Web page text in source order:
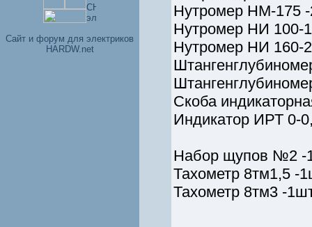
Cайт и форум для электриков
HARDW.net
Нутромер НМ-175
Нутромер НИ 100-
Нутромер НИ 160-
Скоба
Индикатор ИРТ 0-
Набор щупов №2 -
Тахометр 8тм1,5 -
Тахометр 8тм3 -